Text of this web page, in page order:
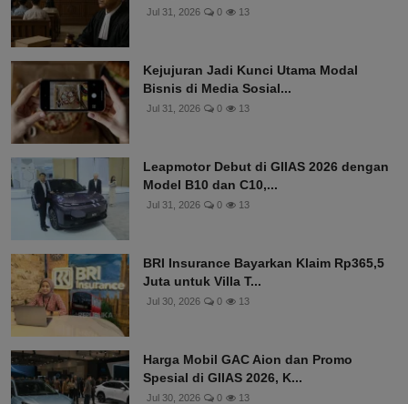
Jul 31, 2026 0 13
Kejujuran Jadi Kunci Utama Modal
Bisnis di Media Sosial...
Jul 31, 2026 0 13
Leapmotor Debut di GIIAS 2026 dengan
Model B10 dan C10,...
Jul 31, 2026 0 13
BRI Insurance Bayarkan Klaim Rp365,5
Juta untuk Villa T...
Jul 30, 2026 0 13
Harga Mobil GAC Aion dan Promo
Spesial di GIIAS 2026, K...
Jul 30, 2026 0 13